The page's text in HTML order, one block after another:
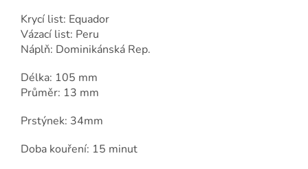
Krycí list: Equador
Vázací list: Peru
Náplň: Dominikánská Rep.
Délka: 105 mm
Průměr: 13 mm
Prstýnek: 34mm
Doba kouření: 15 minut